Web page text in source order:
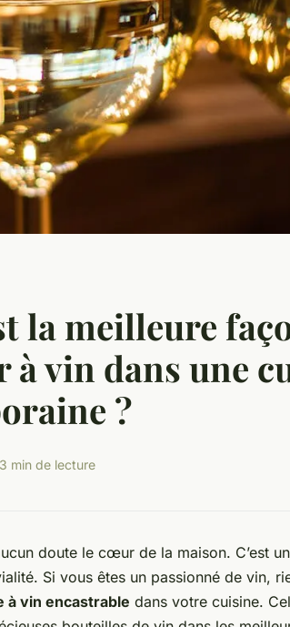
la meilleure
à vin dans une
?
3 min de lecture
doute le cœur de la maison. C’est
Si vous êtes un passionné de vin,
à vin encastrable dans votre cuisine.